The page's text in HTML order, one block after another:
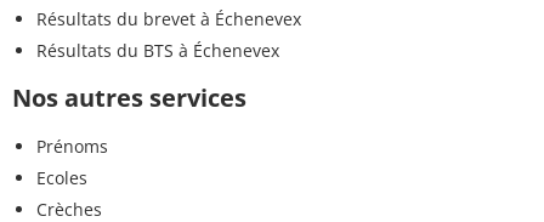
Résultats du brevet à Échenevex
Résultats du BTS à Échenevex
Nos autres services
Prénoms
Ecoles
Crèches